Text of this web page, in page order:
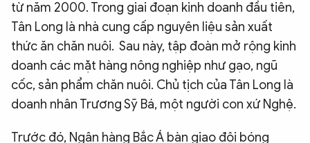
từ năm 2000. Trong giai đoạn kinh doanh đầu tiên,
Tân Long là nhà cung cấp nguyên liệu sản xuất
thức ăn chăn nuôi. Sau này, tập đoàn mở rộng kinh
doanh các mặt hàng nông nghiệp như gạo, ngũ
cốc, sản phẩm chăn nuôi. Chủ tịch của Tân Long là
doanh nhân Trương Sỹ Bá, một người con xứ Nghệ.
Trước đó, Ngân hàng Bắc Á bàn giao đội bóng